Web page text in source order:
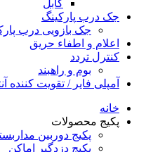
کابل
جک درب پارکینگ
جک بازویی درب
اعلام و اطفاء حریق
کنترل تردد
بوم و راهبند
آمپلی فایر / تقویت کننده
خانه
پکیج محصولات
پکیج دوربین
پکیج دزدگیر اماکن